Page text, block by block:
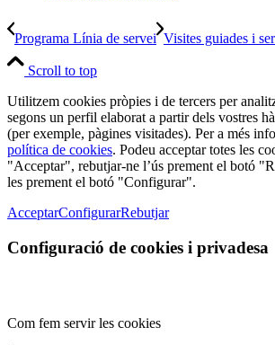
Programa Línia de servei Visites guiades i
Scroll to top
Utilitzem cookies pròpies i de tercers per
segons un perfil elaborat a partir dels vostres
(per exemple, pàgines visitades). Per a més
política de cookies. Podeu acceptar totes les
"Acceptar", rebutjar-ne l’ús prement el botó
les prement el botó "Configurar".
AcceptarConfigurarRebutjar
Configuració de cookies i privadesa
Com fem servir les cookies